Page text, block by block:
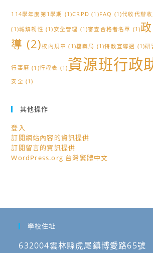
114學年度第1學期 (1)CRPD (1)FAQ (1)代收代辦
(1)城鎮韌性 (1)安全管理 (1)審查合格者名單 (1)
導 (2)校內規章 (1)檔案局 (1)特教宣導週 (1)研
行事曆 (1)行程表 (1)資源班行政
安全 (1)
其他操作
登入
訂閱網站內容的資訊提供
訂閱留言的資訊提供
WordPress.org 台灣繁體中文
學校住址
632004雲林縣虎尾鎮博愛路65號